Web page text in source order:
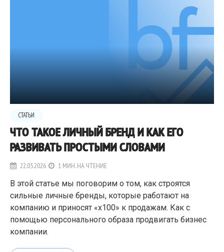
СТАТЬИ
ЧТО ТАКОЕ ЛИЧНЫЙ БРЕНД И КАК ЕГО
РАЗВИВАТЬ ПРОСТЫМИ СЛОВАМИ
22.05.2026 1 МИН. НА ЧТЕНИЕ
В этой статье мы поговорим о том, как строятся
сильные личные бренды, которые работают на
компанию и приносят «x100» к продажам. Как с
помощью персонального образа продвигать бизнес
компании.